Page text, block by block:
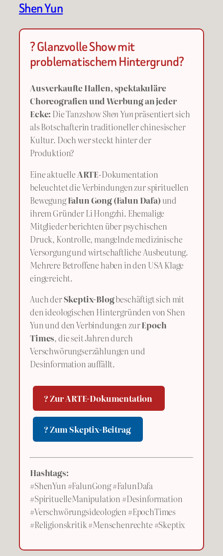
Shen Yun
? Glanzvolle Show mit
problematischem Hintergrund?
Ausverkaufte Hallen, spektakuläre
Choreografien und Werbung an jeder
Ecke: Die TanzshowShen Yunpräsentiert sich
als Botschafterin traditioneller chinesischer
Kultur. Doch wer steckt hinter der
Produktion?
Eine aktuelle ARTE-Dokumentation
beleuchtet die Verbindungen zur spirituellen
BewegungFalun Gong (Falun Dafa) und
ihrem Gründer Li Hongzhi. Ehemalige
Mitglieder berichten über psychischen
Druck, Kontrolle, mangelnde medizinische
Versorgung und wirtschaftliche Ausbeutung.
Mehrere Betroffene haben in den USA Klage
eingereicht.
Auch derSkeptix-Blogbeschäftigt sich mit
den ideologischen Hintergründen von Shen
Yun und den Verbindungen zurEpoch
Times, die seit Jahren durch
Verschwörungserzählungen und
Desinformation auffällt.
? Zur ARTE-Dokumentation
? Zum Skeptix-Beitrag
Hashtags:
#ShenYun #FalunGong #FalunDafa
#SpirituelleManipulation #Desinformation
#Verschwörungsideologien #EpochTimes
#Religionskritik #Menschenrechte #Skeptix